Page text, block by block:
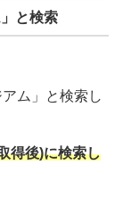
と検索
ム」と検索し
得後)に検索し